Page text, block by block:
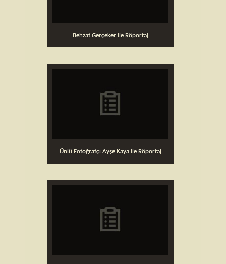
Behzat Gerçeker ile Röportaj
Ünlü Fotoğrafçı Ayşe Kaya ile Röportaj